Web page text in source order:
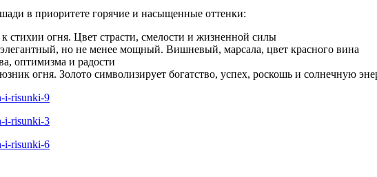
в приоритете горячие и насыщенные оттенки:
огня. Цвет страсти, смелости и жизненной силы
но не менее мощный. Вишневый, марсала, цвет красного вина
оптимизма и радости
огня. Золото символизирует богатство, успех, роскошь и солнечную